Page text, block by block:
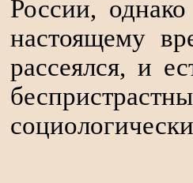
России,
настоящему
рассеялся, и